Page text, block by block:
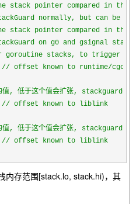
stack pointer compared in the
normally, but can be
stack pointer compared in the
on g0 and gsignal
stacks, to trigger a
// offset known to runtime/cgo
值, 低于这个值会扩张, stackguard0
// offset known to liblink
值, 低于这个值会扩张, stackguard1
// offset known to liblink
内存范围[stack.lo, stack.hi)，其